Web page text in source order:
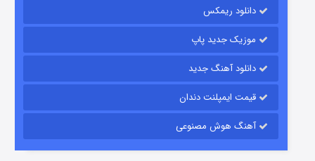
قسمتدانلود ریمکس
موزیک جدید پاپ
دانلود آهنگ جدید
قیمت ایمپلنت دندان
آهنگ هوش مصنوعی